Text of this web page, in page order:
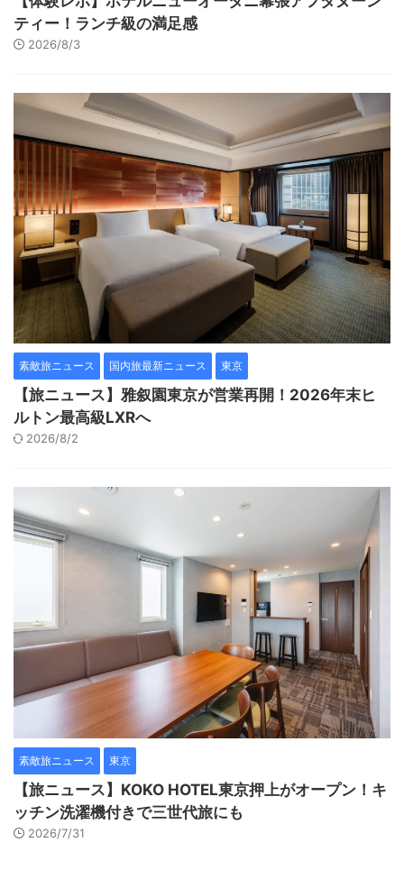
ティー！ランチ級の満足感
2026/8/3
素敵旅ニュース 国内旅最新ニュース 東京
【旅ニュース】雅叙園東京が営業再開！2026年末ヒ
ルトン最高級LXRへ
2026/8/2
素敵旅ニュース 東京
【旅ニュース】KOKO HOTEL東京押上がオープン！キ
ッチン洗濯機付きで三世代旅にも
2026/7/31